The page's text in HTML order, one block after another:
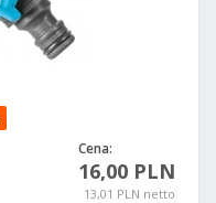
Cena:
16,00 PLN
13,01 PLN netto